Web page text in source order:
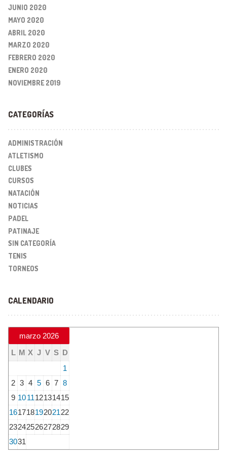
JUNIO 2020
MAYO 2020
ABRIL 2020
MARZO 2020
FEBRERO 2020
ENERO 2020
NOVIEMBRE 2019
CATEGORÍAS
ADMINISTRACIÓN
ATLETISMO
CLUBES
CURSOS
NATACIÓN
NOTICIAS
PADEL
PATINAJE
SIN CATEGORÍA
TENIS
TORNEOS
CALENDARIO
marzo 2026
L M X J V S D
1
2 3 4 5 6 7 8
9 101112131415
16171819202122
23242526272829
3031